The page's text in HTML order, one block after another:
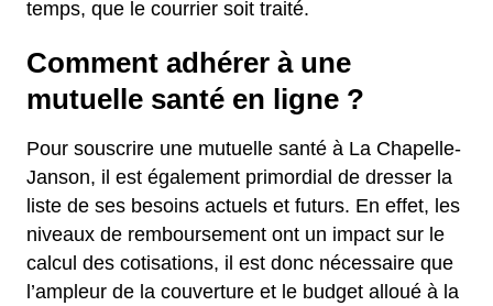
temps, que le courrier soit traité.
Comment adhérer à une
mutuelle santé en ligne ?
Pour souscrire une mutuelle santé à La Chapelle-
Janson, il est également primordial de dresser la
liste de ses besoins actuels et futurs. En effet, les
niveaux de remboursement ont un impact sur le
calcul des cotisations, il est donc nécessaire que
l’ampleur de la couverture et le budget alloué à la